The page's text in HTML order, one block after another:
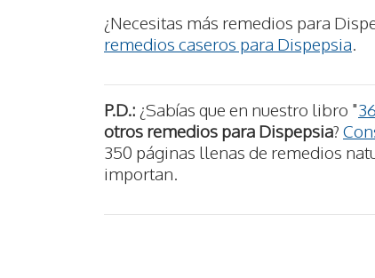
¿Necesitas más remedios para
remedios caseros para Dispepsia.
P.D.: ¿Sabías que en nuestro libro "
otros remedios para Dispepsia?
350 páginas llenas de remedios
importan.